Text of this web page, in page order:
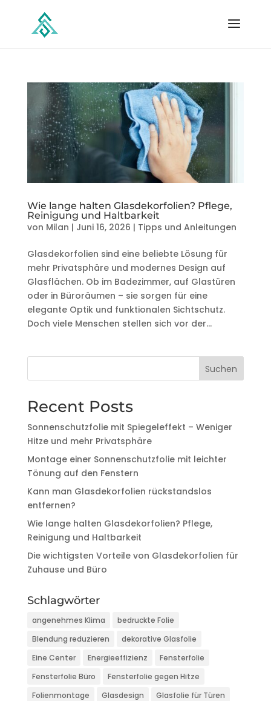
Wie lange halten Glasdekorfolien? Pflege,
Reinigung und Haltbarkeit
von Milan | Juni 16, 2026 | Tipps und Anleitungen
Glasdekorfolien sind eine beliebte Lösung für
mehr Privatsphäre und modernes Design auf
Glasflächen. Ob im Badezimmer, auf Glastüren
oder in Büroräumen – sie sorgen für eine
elegante Optik und funktionalen Sichtschutz.
Doch viele Menschen stellen sich vor der...
Suchen
Recent Posts
Sonnenschutzfolie mit Spiegeleffekt – Weniger
Hitze und mehr Privatsphäre
Montage einer Sonnenschutzfolie mit leichter
Tönung auf den Fenstern
Kann man Glasdekorfolien rückstandslos
entfernen?
Wie lange halten Glasdekorfolien? Pflege,
Reinigung und Haltbarkeit
Die wichtigsten Vorteile von Glasdekorfolien für
Zuhause und Büro
Schlagwörter
angenehmes Klima
bedruckte Folie
Blendung reduzieren
dekorative Glasfolie
Eine Center
Energieeffizienz
Fensterfolie
Fensterfolie Büro
Fensterfolie gegen Hitze
Folienmontage
Glasdesign
Glasfolie für Türen